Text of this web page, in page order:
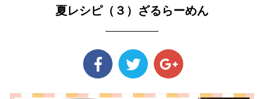
夏レシピ（３）ざるらーめん